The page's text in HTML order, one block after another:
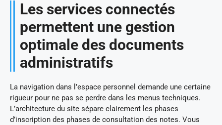
Les services connectés
permettent une gestion
optimale des documents
administratifs
La navigation dans l’espace personnel demande une certaine
rigueur pour ne pas se perdre dans les menus techniques.
L’architecture du site sépare clairement les phases
d’inscription des phases de consultation des notes. Vous